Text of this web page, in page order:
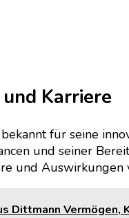
Karriere
für seine
und seiner
und
Dittmann Vermögen,